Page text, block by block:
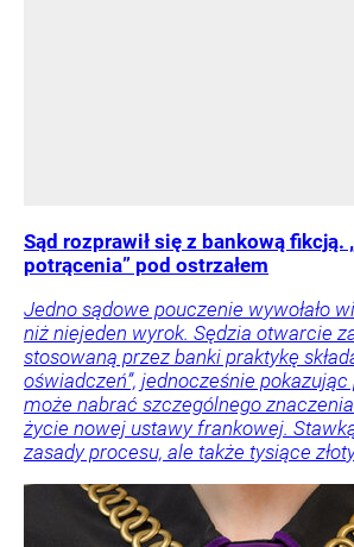
Sąd rozprawił się z bankową fikcją.
potrącenia” pod ostrzałem
Jedno sądowe pouczenie wywołało
niż niejeden wyrok. Sędzia otwarcie
stosowaną przez banki praktykę
oświadczeń”, jednocześnie
może nabrać szczególnego
życie nowej ustawy frankowej.
zasady procesu, ale także tysiące